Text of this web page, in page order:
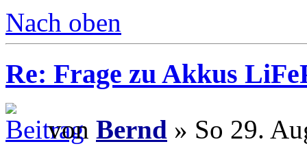
Nach oben
Re: Frage zu Akkus
von Bernd » So 29.